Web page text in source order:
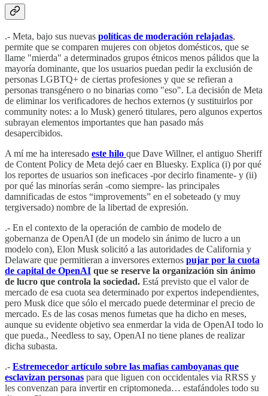
.- Meta, bajo sus nuevas políticas de moderación relajadas,
permite que se comparen mujeres con objetos domésticos, que se
llame "mierda" a determinados grupos étnicos menos pálidos que la
mayoría dominante, que los usuarios puedan pedir la exclusión de
personas LGBTQ+ de ciertas profesiones y que se refieran a
personas transgénero o no binarias como "eso". La decisión de Meta
de eliminar los verificadores de hechos externos (y sustituirlos por
community notes: a lo Musk) generó titulares, pero algunos expertos
subrayan elementos importantes que han pasado más
desapercibidos.
A mí me ha interesado este hilo que Dave Willner, el antiguo Sheriff
de Content Policy de Meta dejó caer en Bluesky. Explica (i) por qué
los reportes de usuarios son ineficaces -por decirlo finamente- y (ii)
por qué las minorías serán -como siempre- las principales
damnificadas de estos “improvements” en el sobeteado (y muy
tergiversado) nombre de la libertad de expresión.
.- En el contexto de la operación de cambio de modelo de
gobernanza de OpenAI (de un modelo sin ánimo de lucro a un
modelo con), Elon Musk solicitó a las autoridades de California y
Delaware que permitieran a inversores externos pujar por la cuota
de capital de OpenAI que se reserve la organización sin ánimo
de lucro que controla la sociedad. Está previsto que el valor de
mercado de esa cuota sea determinado por expertos independientes,
pero Musk dice que sólo el mercado puede determinar el precio de
mercado. Es de las cosas menos fumetas que ha dicho en meses,
aunque su evidente objetivo sea enmerdar la vida de OpenAI todo lo
que pueda., Needless to say, OpenAI no tiene planes de realizar
dicha subasta.
.- Estremecedor artículo sobre las mafias camboyanas que
esclavizan personas para que liguen con occidentales via RRSS y
les convenzan para invertir en criptomoneda… estafándoles todo su